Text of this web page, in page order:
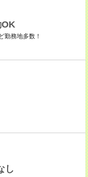
OK
勤務地多数！
し